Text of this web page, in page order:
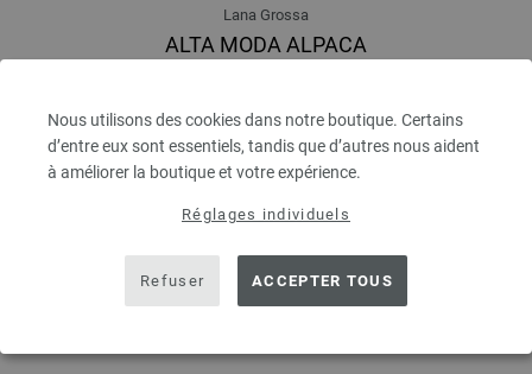
Nous utilisons des cookies dans notre boutique. Certains
d’entre eux sont essentiels, tandis que d’autres nous aident
à améliorer la boutique et votre expérience.
Réglages individuels
Refuser ACCEPTER TOUS
Lana Grossa
ALTA MODA ALPACA
Épaisseur de l'aiguille: 5 - 6
6,68 €
7,80 $